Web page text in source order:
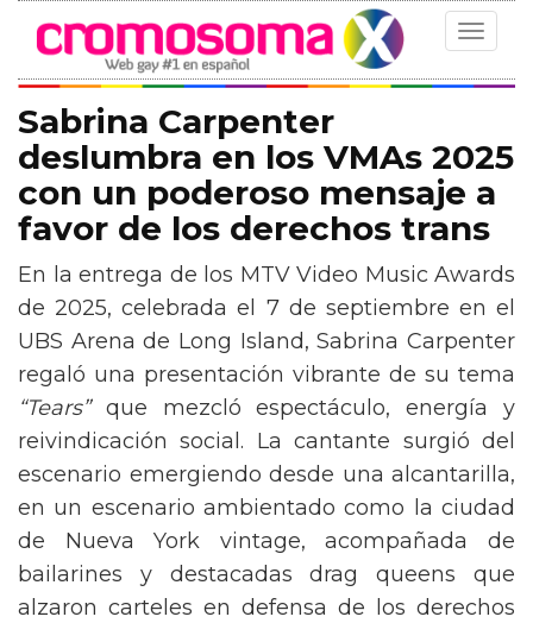
Toggle
Sabrina Carpenter
deslumbra en los VMAs 2025
con un poderoso mensaje a
favor de los derechos trans
En la entrega de los MTV Video Music Awards
de 2025, celebrada el 7 de septiembre en el
UBS Arena de Long Island, Sabrina Carpenter
regaló una presentación vibrante de su tema
“Tears”que mezcló espectáculo, energía y
reivindicación social. La cantante surgió del
escenario emergiendo desde una alcantarilla,
en un escenario ambientado como la ciudad
de Nueva York vintage, acompañada de
bailarines y destacadas drag queens que
alzaron carteles en defensa de los derechos